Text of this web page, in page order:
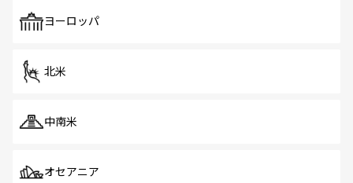
で、ホーカーズは地元の風情を楽しめる外せないスポット
ヨーロッパ
北米
中南米
オセアニア